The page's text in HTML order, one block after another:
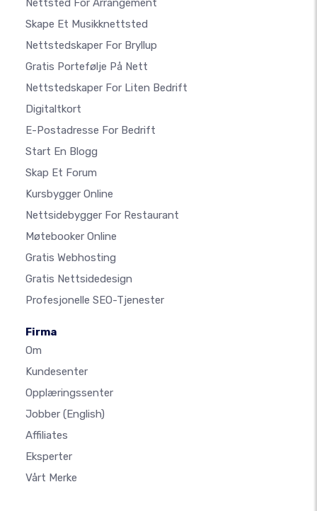
Nettsted For Arrangement
Skape Et Musikknettsted
Nettstedskaper For Bryllup
Gratis Portefølje På Nett
Nettstedskaper For Liten Bedrift
Digitaltkort
E-Postadresse For Bedrift
Start En Blogg
Skap Et Forum
Kursbygger Online
Nettsidebygger For Restaurant
Møtebooker Online
Gratis Webhosting
Gratis Nettsidedesign
Profesjonelle SEO-Tjenester
Firma
Om
Kundesenter
Opplæringssenter
Jobber (English)
Affiliates
Eksperter
Vårt Merke